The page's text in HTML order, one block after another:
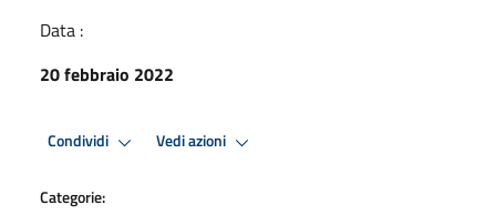
Data :
20 febbraio 2022
Condividi Vedi azioni
Categorie: